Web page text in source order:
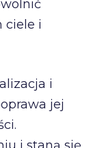
ciele i
i
jej